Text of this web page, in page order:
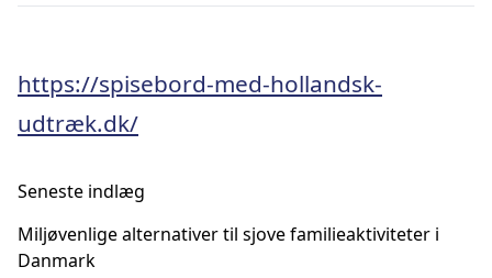
https://spisebord-med-hollandsk-
udtræk.dk/
Seneste indlæg
Miljøvenlige alternativer til sjove familieaktiviteter i
Danmark